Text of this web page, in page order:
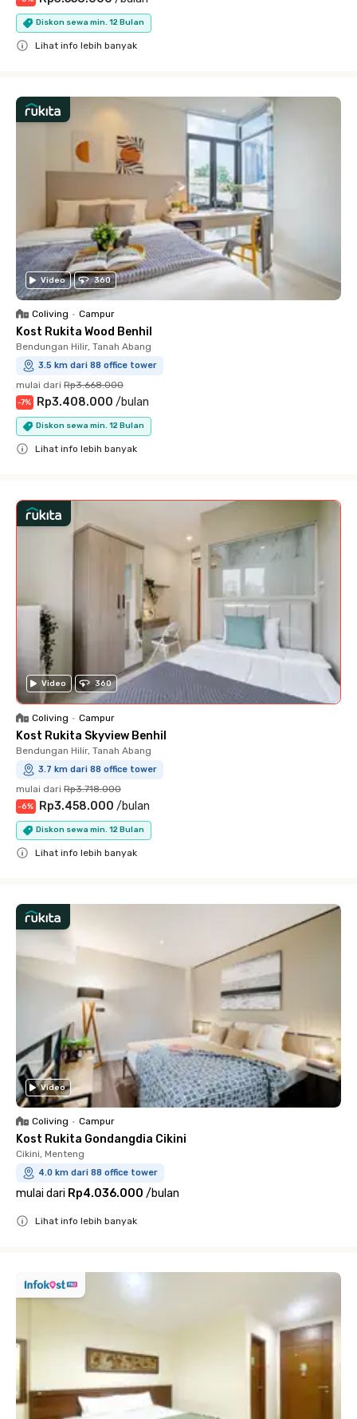
Diskon sewa min. 12 Bulan
Lihat info lebih banyak
Video 360
Coliving • Campur
Kost Rukita Wood Benhil
Bendungan Hilir, Tanah Abang
3.5 km dari 88 office tower
mulai dari Rp3.668.000
-7% Rp3.408.000 /bulan
Diskon sewa min. 12 Bulan
Lihat info lebih banyak
Video 360
Coliving • Campur
Kost Rukita Skyview Benhil
Bendungan Hilir, Tanah Abang
3.7 km dari 88 office tower
mulai dari Rp3.718.000
-6% Rp3.458.000 /bulan
Diskon sewa min. 12 Bulan
Lihat info lebih banyak
Video
Coliving • Campur
Kost Rukita Gondangdia Cikini
Cikini, Menteng
4.0 km dari 88 office tower
mulai dari Rp4.036.000 /bulan
Lihat info lebih banyak